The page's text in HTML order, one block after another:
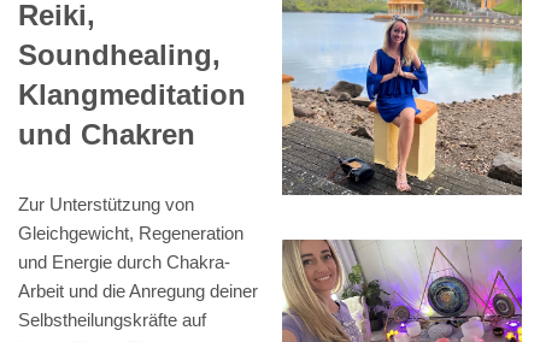
Reiki,
Soundhealing,
Klangmeditation
und Chakren
Zur Unterstützung von
Gleichgewicht, Regeneration
und Energie durch Chakra-
Arbeit und die Anregung deiner
Selbstheilungskräfte auf